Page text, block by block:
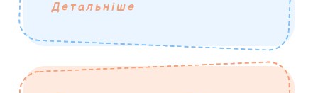
Детальніше